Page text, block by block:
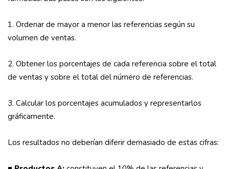
1. Ordenar de mayor a menor las referencias según su
volumen de ventas.
2. Obtener los porcentajes de cada referencia sobre el total
de ventas y sobre el total del número de referencias.
3. Calcular los porcentajes acumulados y representarlos
gráficamente.
Los resultados no deberían diferir demasiado de estas cifras: